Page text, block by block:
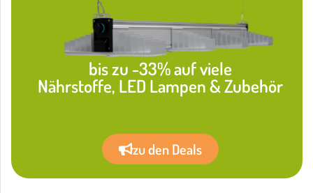
bis zu -33% auf viele
Nährstoffe, LED Lampen & Zubehör
zu den Deals